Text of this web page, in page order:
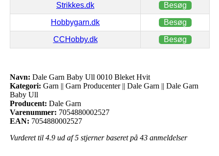
Strikkes.dk Besøg
Hobbygarn.dk Besøg
CCHobby.dk Besøg
Navn: Dale Garn Baby Ull 0010 Bleket Hvit
Kategori: Garn || Garn Producenter || Dale Garn || Dale Garn
Baby Ull
Producent: Dale Garn
Varenummer: 7054880002527
EAN: 7054880002527
Vurderet til 4.9 ud af 5 stjerner baseret på 43 anmeldelser